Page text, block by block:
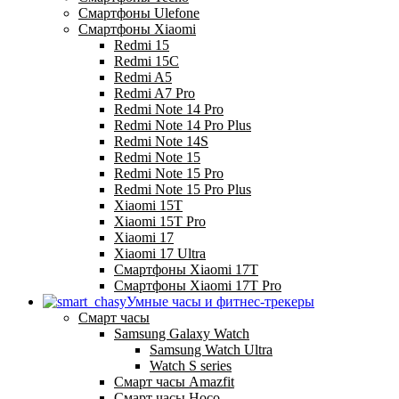
Смартфоны Ulefone
Смартфоны Xiaomi
Redmi 15
Redmi 15C
Redmi A5
Redmi A7 Pro
Redmi Note 14 Pro
Redmi Note 14 Pro Plus
Redmi Note 14S
Redmi Note 15
Redmi Note 15 Pro
Redmi Note 15 Pro Plus
Xiaomi 15T
Xiaomi 15T Pro
Xiaomi 17
Xiaomi 17 Ultra
Смартфоны Xiaomi 17Т
Смартфоны Xiaomi 17Т Pro
Умные часы и фитнес-трекеры
Смарт часы
Samsung Galaxy Watch
Samsung Watch Ultra
Watch S series
Смарт часы Amazfit